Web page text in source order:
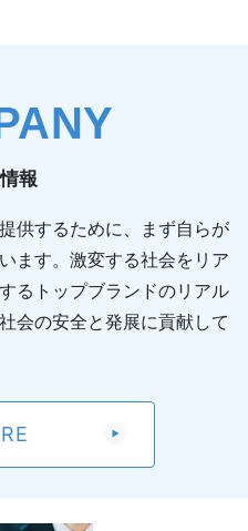
開シンポジウム「宇宙開
ます
開2026にて空間設計ソフ
」を紹介します
グラミング競技会（Kibo-
育成と宇宙ロボット技術
）
せ
報
供するために、まず自らが
ます。激変する社会をリア
るトップブランドのリアル
会の安全と発展に貢献して